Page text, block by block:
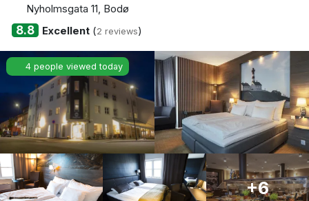
Göteborg
Malmö
Hela Norge
Oslo
Bergen
Nyholmsgata 11, Bodø
8.8 Excellent(2 reviews)
4 people viewed today
+6